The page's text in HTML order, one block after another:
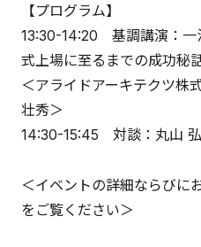
【プログラム】
13:30-14:20 基調講演：一
式上場に至るまでの成功秘
＜アライドアーキテクツ
壮秀＞
14:30-15:45 対談：丸山
＜イベントの詳細ならびに
をご覧ください＞